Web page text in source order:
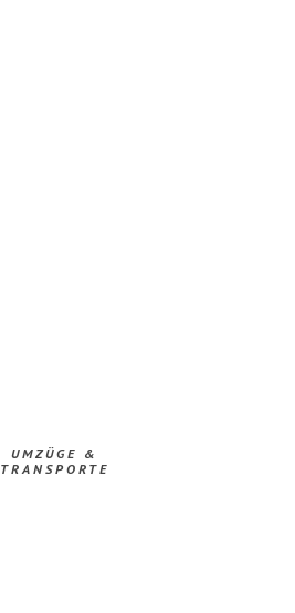
UMZÜGE &
TRANSPORTE